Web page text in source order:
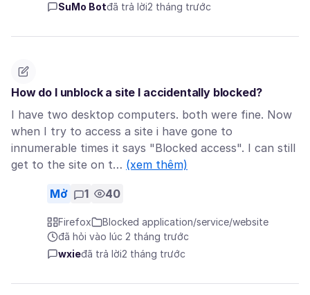
SuMo Botđã trả lời2 tháng trước
How do I unblock a site I accidentally blocked?
I have two desktop computers. both were fine. Now
when I try to access a site i have gone to
innumerable times it says "Blocked access". I can still
get to the site on t… (xem thêm)
Mở 1 40
Firefox
Blocked application/service/website
đã hỏi vào lúc 2 tháng trước
wxieđã trả lời2 tháng trước